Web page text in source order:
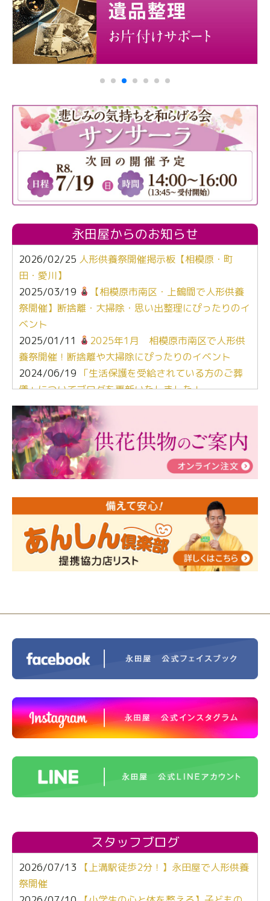
永田屋からのお知らせ
2026/02/25 人形供養祭開催掲示板【相模原・町
田・愛川】
2025/03/19
【相模原市南区・上鶴間で人形供養
祭開催】断捨離・大掃除・思い出整理にぴったりのイ
ベント
2025/01/11
2025年1月 相模原市南区で人形供
養祭開催！断捨離や大掃除にぴったりのイベント
2024/06/19 「生活保護を受給されている方のご葬
儀」についてブログを更新いたしました！
2024/03/06【終活なるほど教室】「マンガで学
ぶ！はじめてのお葬式」小さな家族葬ハウス®町田成
瀬 ご参加ありがとうございました！
2024/01/19令和6年能登半島地震災害の寄付のご報
告
人形供養 寄付のご報告
2023/12/16終活なるほど教室＠小さな家族葬ハウ
ス®上鶴間 エンディングノートを書いてみよう！
2023/11/29 永田屋創業110周年記念式典 レンブラ
ントホテル東京町田
スタッフブログ
2026/07/13
【上溝駅徒歩2分！】永田屋で人形供養
祭開催